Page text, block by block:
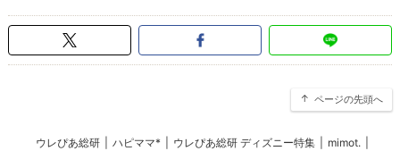
ページの先頭へ
ウレぴあ総研 ハピママ* ウレぴあ総研 ディズニー特集 mimot.